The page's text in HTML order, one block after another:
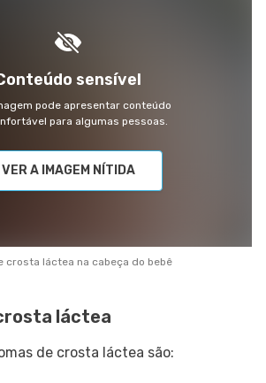
sensível
pode apresentar conteúdo
para algumas pessoas.
VER A IMAGEM NÍTIDA
crosta láctea na cabeça do bebê
láctea
de crosta láctea são: